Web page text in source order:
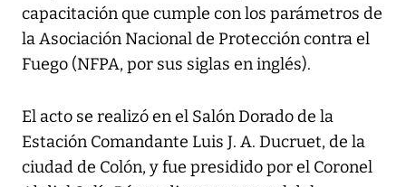
capacitación que cumple con los parámetros de
la Asociación Nacional de Protección contra el
Fuego (NFPA, por sus siglas en inglés).
El acto se realizó en el Salón Dorado de la
Estación Comandante Luis J. A. Ducruet, de la
ciudad de Colón, y fue presidido por el Coronel